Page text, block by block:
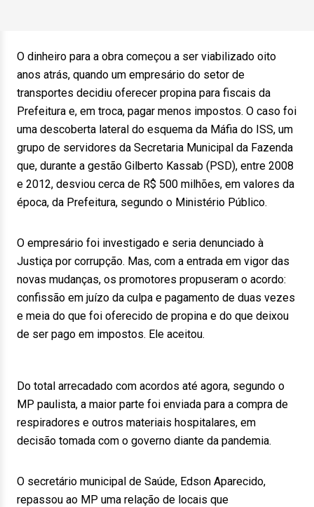
O dinheiro para a obra começou a ser viabilizado oito
anos atrás, quando um empresário do setor de
transportes decidiu oferecer propina para fiscais da
Prefeitura e, em troca, pagar menos impostos. O caso foi
uma descoberta lateral do esquema da Máfia do ISS, um
grupo de servidores da Secretaria Municipal da Fazenda
que, durante a gestão Gilberto Kassab (PSD), entre 2008
e 2012, desviou cerca de R$ 500 milhões, em valores da
época, da Prefeitura, segundo o Ministério Público.
O empresário foi investigado e seria denunciado à
Justiça por corrupção. Mas, com a entrada em vigor das
novas mudanças, os promotores propuseram o acordo:
confissão em juízo da culpa e pagamento de duas vezes
e meia do que foi oferecido de propina e do que deixou
de ser pago em impostos. Ele aceitou.
Do total arrecadado com acordos até agora, segundo o
MP paulista, a maior parte foi enviada para a compra de
respiradores e outros materiais hospitalares, em
decisão tomada com o governo diante da pandemia.
O secretário municipal de Saúde, Edson Aparecido,
repassou ao MP uma relação de locais que